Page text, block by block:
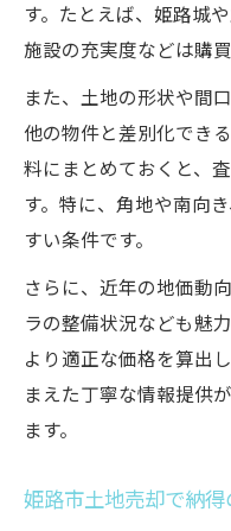
す。たとえば、姫路城
施設の充実度などは購
また、土地の形状や間
他の物件と差別化でき
料にまとめておくと、
す。特に、角地や南向
すい条件です。
さらに、近年の地価動
ラの整備状況なども魅
より適正な価格を算出
まえた丁寧な情報提供
ます。
姫路市土地売却で納